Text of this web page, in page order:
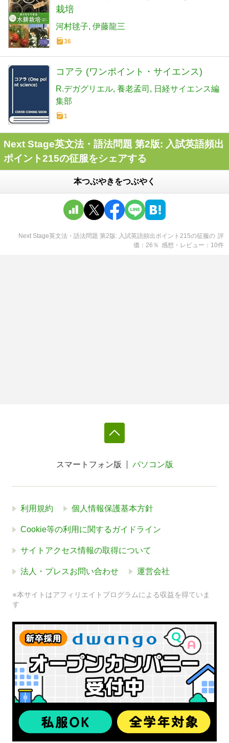
栽培
河村毬子 伊藤龍三
36
コアラ (ワンポイント・サイエンス)
R.デガグリエル 養老孟司
日経サイエンス編
集部
1
Next Stage英文法・語法問題 第2版: 入試英語頻出
ポイント215の征服をシェアする
本つぶやきをつぶやく
Next Stage英文法・語法問題 第2版: 入試英語頻出ポイント215の征服の 評
価
26 ％ 感想・レビュー 10件
スマートフォン版 パソコン版
利用規約 個人情報保護基本方針
Cookie等の利用に関するガイドライン
サイトアクセス情報の取得について
法人・プレスお問い合わせ 運営会社
※本サイトはアフィリエイトプログラムによる収益を得ていま
す